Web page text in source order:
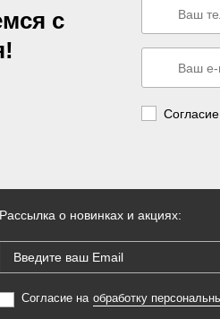
с
Рассылка о новинках и акциях:
Согласие на обработку